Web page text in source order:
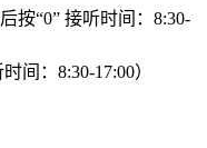
按“0” 接听时间：8:30-
间：8:30-17:00）